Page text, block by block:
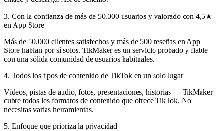
3. Con la confianza de más de 50.000 usuarios y valorado con 4,5★
en App Store
Más de 50.000 clientes satisfechos y más de 500 reseñas en App
Store hablan por sí solos. TikMaker es un servicio probado y fiable
con una sólida comunidad de usuarios habituales.
4. Todos los tipos de contenido de TikTok en un solo lugar
Vídeos, pistas de audio, fotos, presentaciones, historias — TikMaker
cubre todos los formatos de contenido que ofrece TikTok. No
necesitas varias herramientas.
5. Enfoque que prioriza la privacidad